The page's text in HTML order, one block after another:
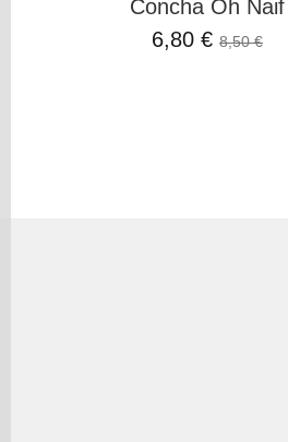
Concha Oh Naif
6,80 €8,50 €